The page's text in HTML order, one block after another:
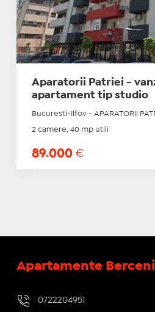
Aparatorii Patriei -
apartament tip studio
Bucuresti-Ilfov - APARATORII
2 camere, 40 mp utili
89.000 €
Apartamente
0722204951